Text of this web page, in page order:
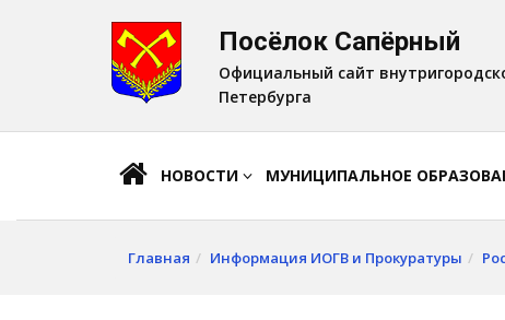
Шрифт:
A A
Посёлок Сапёрный
Официальный сайт
Петербурга
НОВОСТИ МУНИЦИПАЛЬНОЕ
Главная Информация ИОГВ и Прокуратуры